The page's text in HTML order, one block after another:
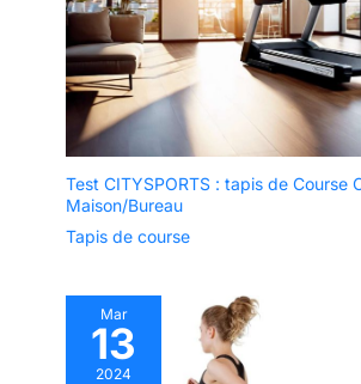
Test CITYSPORTS : tapis de Course
Maison/Bureau
Tapis de course
Mar
13
2024